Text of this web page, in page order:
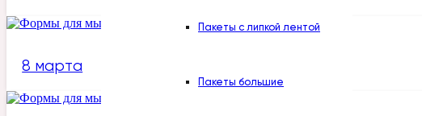
Пакеты с липкой лентой
Пакеты большие
8 марта